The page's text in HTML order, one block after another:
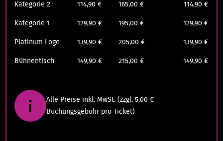
Kategorie 2 114,90 € 165,00 € 114,90 €
Kategorie 1 129,90 € 195,00 € 129,90 €
Platinum Loge 139,90 € 205,00 € 139,90 €
Bühnentisch 149,90 € 215,00 € 149,90 €
Alle Preise inkl. MwSt. (zzgl. 5,00 €
Buchungsgebühr pro Ticket)